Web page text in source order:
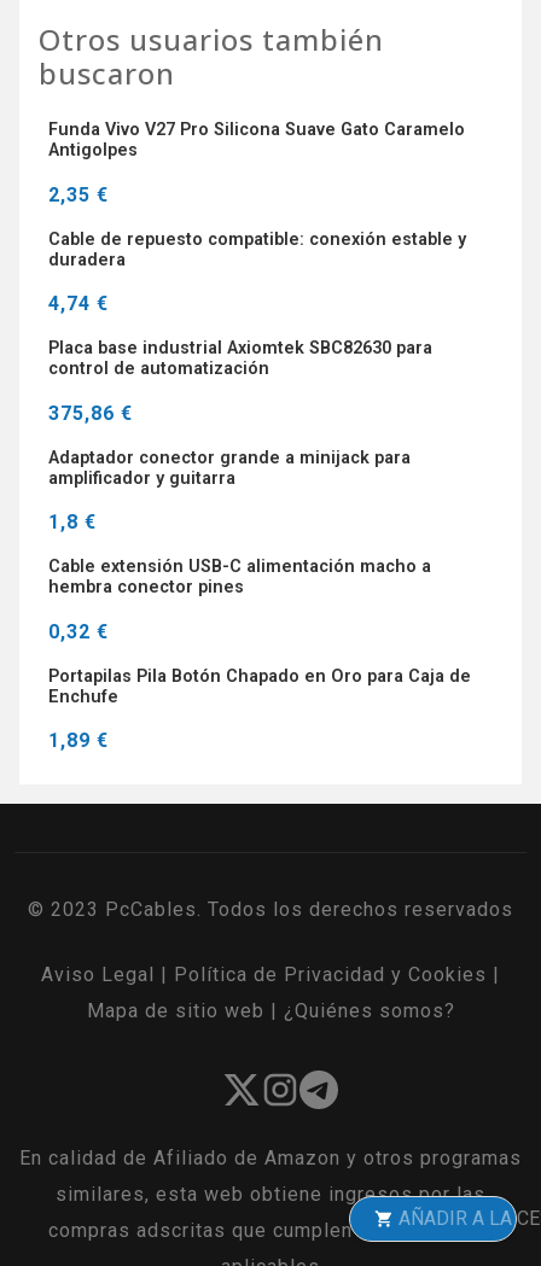
Otros usuarios también
buscaron
Funda Vivo V27 Pro Silicona Suave Gato Caramelo
Antigolpes
2,35 €
Cable de repuesto compatible: conexión estable y
duradera
4,74 €
Placa base industrial Axiomtek SBC82630 para
control de automatización
375,86 €
Adaptador conector grande a minijack para
amplificador y guitarra
1,8 €
Cable extensión USB-C alimentación macho a
hembra conector pines
0,32 €
Portapilas Pila Botón Chapado en Oro para Caja de
Enchufe
1,89 €
AÑADIR A LA CESTA
© 2023 PcCables. Todos los derechos reservados
Aviso Legal Política de Privacidad y Cookies
Mapa de sitio web
¿Quiénes somos?
En calidad de Afiliado de Amazon y otros programas
similares, esta web obtiene ingresos por las
compras adscritas que cumplen los requisitos